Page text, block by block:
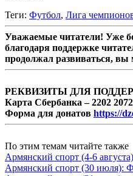
Теги: Футбол, Лига
Уважаемые читатели! Уже
благодаря поддержке
продолжал развиваться, вы
РЕКВИЗИТЫ ДЛЯ
Карта Сбербанка – 2202
Форма для донатов https://
По этим темам читайте также
Армянский спорт (4-6
Армянский спорт (30 июля):